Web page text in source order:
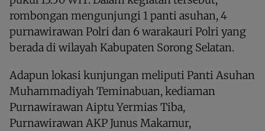
rombongan mengunjungi 1 panti asuhan, 4
purnawirawan Polri dan 6 warakauri Polri yang
berada di wilayah Kabupaten Sorong Selatan.
Adapun lokasi kunjungan meliputi Panti Asuhan
Muhammadiyah Teminabuan, kediaman
Purnawirawan Aiptu Yermias Tiba,
Purnawirawan AKP Junus Makamur,